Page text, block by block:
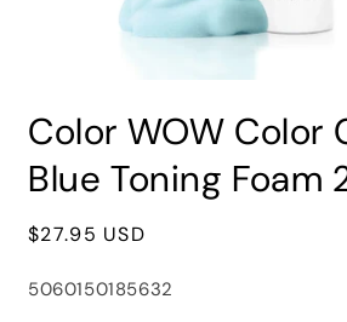
multimedia
1
una
ventana
Color WOW Color
Blue Toning Foam
Precio
$27.95 USD
SKU:
5060150185632